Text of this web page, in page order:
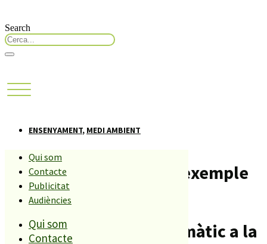
Search
Qui som
Contacte
Publicitat
Audiències
Qui som
Contacte
ENSENYAMENT, MEDI AMBIENT
El Projecte patis és un exemple
de bones pràctiques en
l’adaptació al canvi climàtic a la